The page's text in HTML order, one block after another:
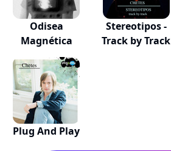
Odisea
Magnética
Stereotipos -
Track by Track
Plug And Play